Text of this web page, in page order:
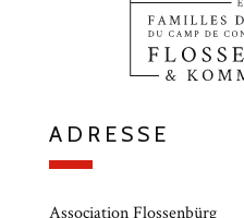
ADRESSE
Association Flossenbürg